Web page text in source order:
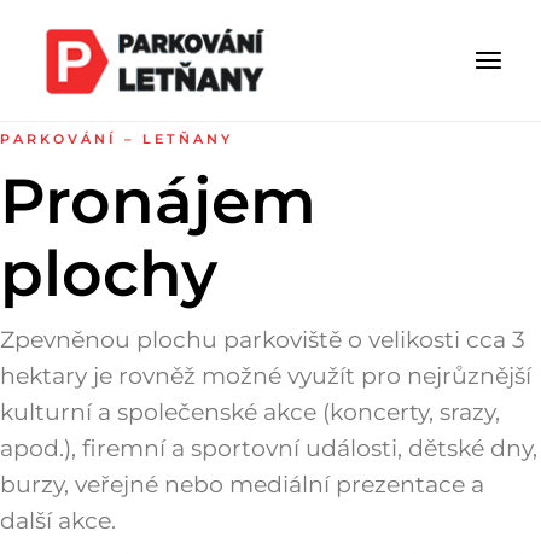
PARKOVÁNÍ – LETŇANY
Pronájem
plochy
Zpevněnou plochu parkoviště o velikosti cca 3
hektary je rovněž možné využít pro nejrůznější
kulturní a společenské akce (koncerty, srazy,
apod.), firemní a sportovní události, dětské dny,
burzy, veřejné nebo mediální prezentace a
další akce.